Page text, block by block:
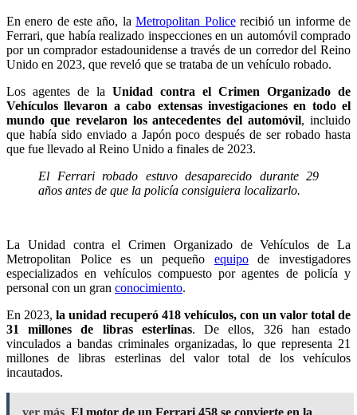
En enero de este año, laMetropolitan Policerecibió un informe de
Ferrari, que había realizado inspecciones en un automóvil comprado
por un comprador estadounidense a través de un corredor del Reino
Unido en 2023, que reveló que se trataba de un vehículo robado.
Los agentes de la Unidad contra el Crimen Organizado de
Vehículos llevaron a cabo extensas investigaciones en todo el
mundo que revelaron los antecedentes del automóvil, incluido
que había sido enviado a Japón poco después de ser robado hasta
que fue llevado al Reino Unido a finales de 2023.
El Ferrari robado estuvo desaparecido durante 29
años antes de que la policía consiguiera localizarlo.
La Unidad contra el Crimen Organizado de Vehículos de La
Metropolitan Police es un pequeño equipode investigadores
especializados en vehículos compuesto por agentes de policía y
personal con un gran conocimiento.
En 2023, la unidad recuperó 418 vehículos, con un valor total de
31 millones de libras esterlinas. De ellos, 326 han estado
vinculados a bandas criminales organizadas, lo que representa 21
millones de libras esterlinas del valor total de los vehículos
incautados.
ver más El motor de un Ferrari 458 se convierte en la